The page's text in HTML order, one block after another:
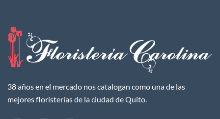
38 años en el mercado nos catalogan como una de las
mejores floristerías de la ciudad de Quito.